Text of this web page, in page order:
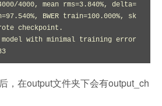
4000, mean rms=3.840%, delta=
BWER train=100.000%, sk
checkpoint.
with minimal training error
，在output文件夹下会有output_ch